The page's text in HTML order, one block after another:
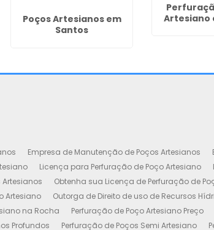
Poços Artesianos em
Santos
Artesiano
Empresa de Manutenção de Poços Artesianos
Licença para Perfuração de Poço Artesiano
Artesianos Obtenha sua Licença de Perfuração de
Artesiano
Outorga de Direito de uso de Recursos
na Rocha Perfuração de Poço Artesiano Preço
Profundos Perfuração de Poços Semi Artesiano